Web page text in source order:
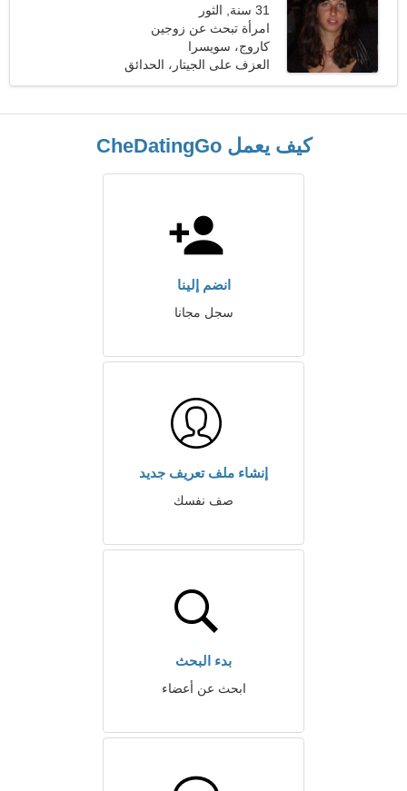
31 سنة, الثور
امرأة تبحث عن زوجين
كاروج، سويسرا
العزف على الجيتار، الحدائق
كيف يعمل CheDatingGo
انضم إلينا
سجل مجانا
إنشاء ملف تعريف جديد
صف نفسك
بدء البحث
ابحث عن أعضاء